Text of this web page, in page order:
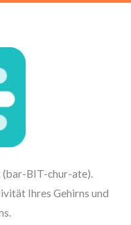
BIT-chur-ate).
Ihres Gehirns und